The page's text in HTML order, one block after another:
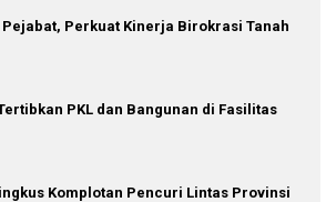
Pejabat, Perkuat Kinerja Birokrasi Tanah
PKL dan Bangunan di Fasilitas
Komplotan Pencuri Lintas Provinsi